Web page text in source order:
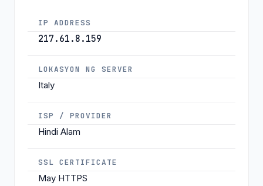
IP ADDRESS
217.61.8.159
LOKASYON NG SERVER
Italy
ISP / PROVIDER
Hindi Alam
SSL CERTIFICATE
May HTTPS